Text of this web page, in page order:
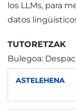
los LLMs, para
datos
TUTORETZAK
Bulegoa:
ASTELEHENA